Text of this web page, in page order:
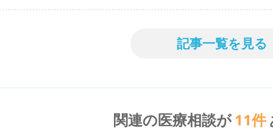
記事一覧を見る
関連の医療相談が11件